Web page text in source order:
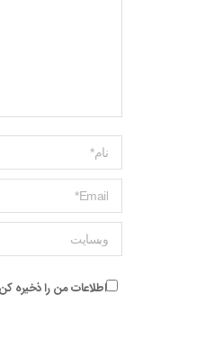
Name *
ایمیل *
وبسایت
اطلاعات من را ذخیره کن